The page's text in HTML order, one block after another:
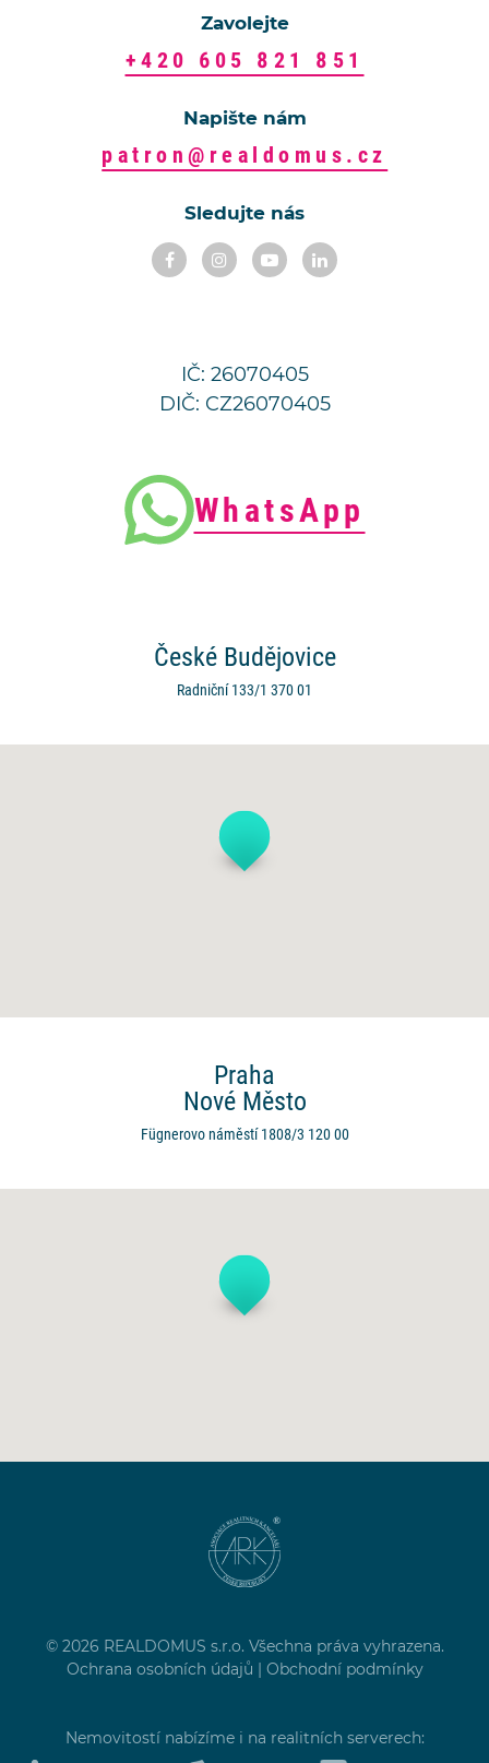
Zavolejte
+420 605 821 851
Napište nám
patron@realdomus.cz
Sledujte nás
IČ: 26070405
DIČ: CZ26070405
WhatsApp
České Budějovice
Radniční 133/1 370 01
Praha
Nové Město
Fügnerovo náměstí 1808/3 120 00
© 2026 REALDOMUS s.r.o. Všechna práva vyhrazena.
Ochrana osobních údajů
Obchodní podmínky
Nemovitostí nabízíme i na realitních serverech: